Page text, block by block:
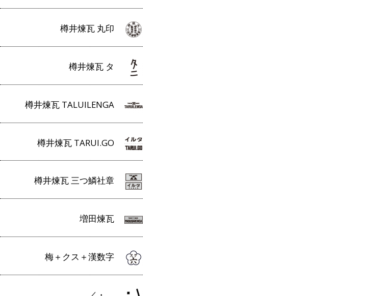
樽井煉瓦 丸印
樽井煉瓦 タ
樽井煉瓦 TALUILENGA
樽井煉瓦 TARUI.GO
樽井煉瓦 三つ鱗社章
増田煉瓦
梅＋クス＋漢数字